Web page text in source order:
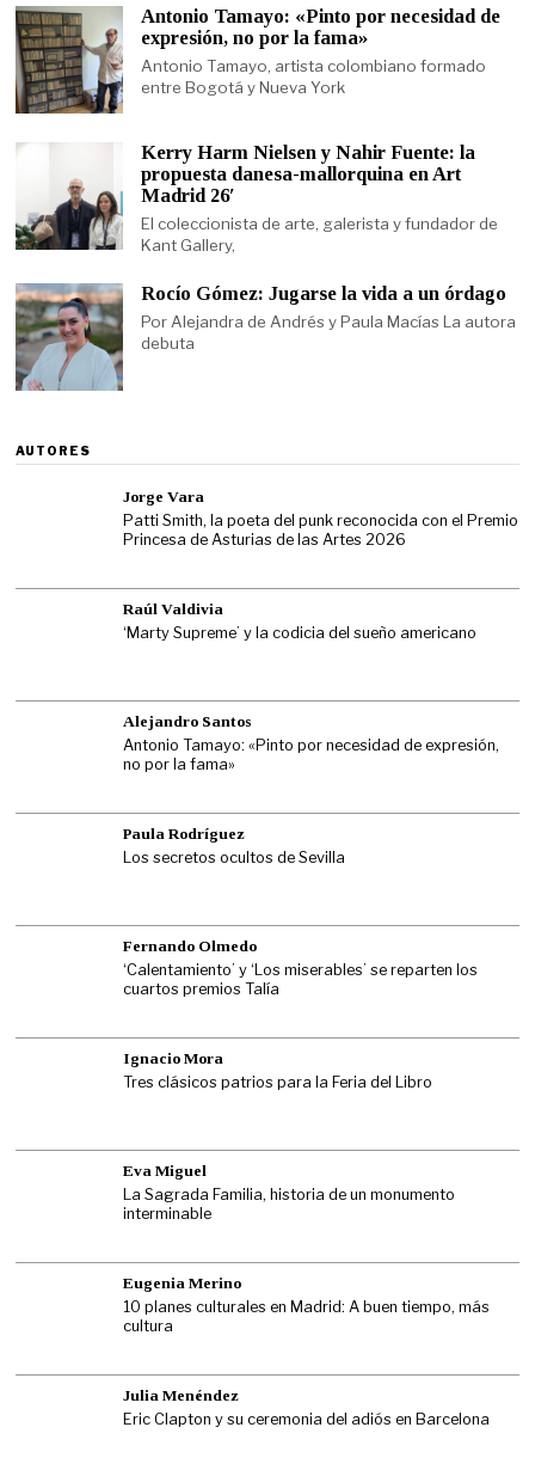
Antonio Tamayo: «Pinto por necesidad de
expresión, no por la fama»
Antonio Tamayo, artista colombiano formado
entre Bogotá y Nueva York
Kerry Harm Nielsen y Nahir Fuente: la
propuesta danesa-mallorquina en Art
Madrid 26′
El coleccionista de arte, galerista y fundador de
Kant Gallery,
Rocío Gómez: Jugarse la vida a un órdago
Por Alejandra de Andrés y Paula Macías La autora
debuta
AUTORES
Jorge Vara
Patti Smith, la poeta del punk reconocida con el Premio
Princesa de Asturias de las Artes 2026
Raúl Valdivia
‘Marty Supreme’ y la codicia del sueño americano
Alejandro Santos
Antonio Tamayo: «Pinto por necesidad de expresión,
no por la fama»
Paula Rodríguez
Los secretos ocultos de Sevilla
Fernando Olmedo
‘Calentamiento’ y ‘Los miserables’ se reparten los
cuartos premios Talía
Ignacio Mora
Tres clásicos patrios para la Feria del Libro
Eva Miguel
La Sagrada Familia, historia de un monumento
interminable
Eugenia Merino
10 planes culturales en Madrid: A buen tiempo, más
cultura
Julia Menéndez
Eric Clapton y su ceremonia del adiós en Barcelona